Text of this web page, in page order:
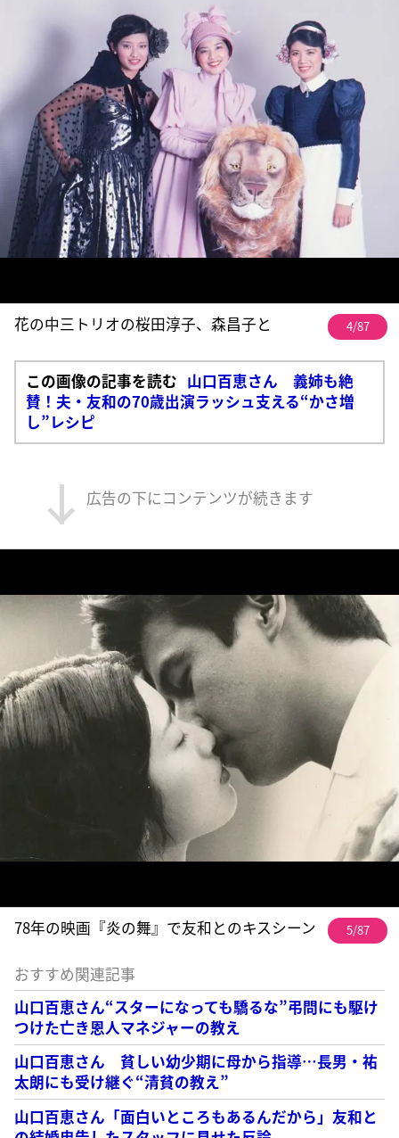
花の中三トリオの桜田淳子、森昌子と 4/87
この画像の記事を読む 山口百恵さん 義姉も絶
賛！夫・友和の70歳出演ラッシュ支える“かさ増
し”レシピ
広告の下にコンテンツが続きます
78年の映画『炎の舞』で友和とのキスシーン 5/87
おすすめ関連記事
山口百恵さん“スターになっても驕るな”弔問にも駆け
つけた亡き恩人マネジャーの教え
山口百恵さん 貧しい幼少期に母から指導…長男・祐
太朗にも受け継ぐ“清貧の教え”
山口百恵さん「面白いところもあるんだから」友和と